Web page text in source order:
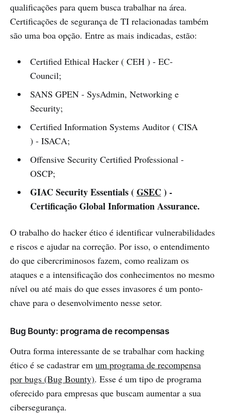
qualificações para quem busca trabalhar na área.
Certificações de segurança de TI relacionadas também
são uma boa opção. Entre as mais indicadas, estão:
Certified Ethical Hacker ( CEH ) - EC-
Council;
SANS GPEN - SysAdmin, Networking e
Security;
Certified Information Systems Auditor ( CISA
) - ISACA;
Offensive Security Certified Professional -
OSCP;
GIAC Security Essentials (GSEC) -
Certificação Global Information Assurance.
O trabalho do hacker ético é identificar vulnerabilidades
e riscos e ajudar na correção. Por isso, o entendimento
do que cibercriminosos fazem, como realizam os
ataques e a intensificação dos conhecimentos no mesmo
nível ou até mais do que esses invasores é um ponto-
chave para o desenvolvimento nesse setor.
Bug Bounty: programa de recompensas
Outra forma interessante de se trabalhar com hacking
ético é se cadastrar em um programa de recompensa
por bugs (Bug Bounty). Esse é um tipo de programa
oferecido para empresas que buscam aumentar a sua
cibersegurança.